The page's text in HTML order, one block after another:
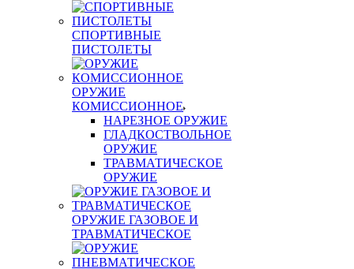
СПОРТИВНЫЕ
ПИСТОЛЕТЫ
ОРУЖИЕ
КОМИССИОННОЕ
НАРЕЗНОЕ ОРУЖИЕ
ГЛАДКОСТВОЛЬНОЕ
ОРУЖИЕ
ТРАВМАТИЧЕСКОЕ
ОРУЖИЕ
ОРУЖИЕ ГАЗОВОЕ И
ТРАВМАТИЧЕСКОЕ